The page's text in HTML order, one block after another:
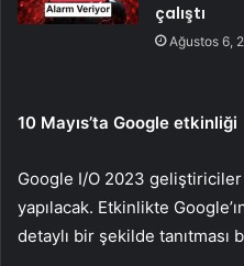
çalıştı
Ağustos 6,
10 Mayıs’ta Google etkinliği
Google I/O 2023 geliştiriciler
yapılacak. Etkinlikte
detaylı bir şekilde tanıtması